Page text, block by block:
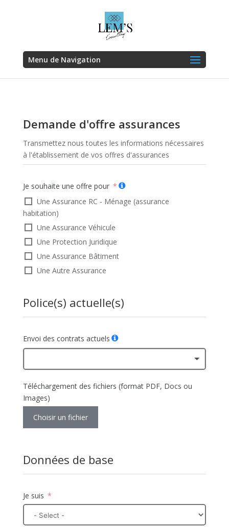
Menu de Navigation
Demande d'offre assurances
Transmettez nous toutes les informations nécessaires
à l'établissement de vos offres d'assurances
Je souhaite une offre pour
Une Assurance RC - Ménage (assurance
habitation)
Une Assurance Véhicule
Une Protection Juridique
Une Assurance Bâtiment
Une Autre Assurance
Police(s) actuelle(s)
Envoi des contrats actuels
Téléchargement des fichiers (format PDF, Docs ou
Images)
Choisir un fichier
Données de base
Je suis